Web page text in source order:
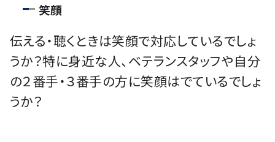
笑顔
伝える・聴くときは笑顔で対応しているでしょ
うか？特に身近な人、ベテランスタッフや自分
の２番手・３番手の方に笑顔はでているでしょ
うか？